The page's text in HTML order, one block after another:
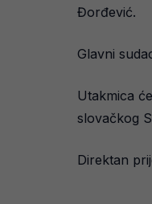
Đorđević.
Glavni
Utakmica
slovačkog
Direktan